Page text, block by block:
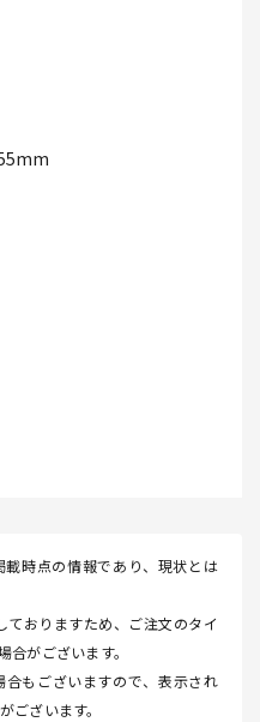
時点の情報であり、現状とは
おりますため、ご注文のタイ
合がございます。
もございますので、表示され
ございます。